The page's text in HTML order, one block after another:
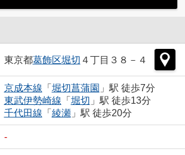
東京都葛飾区堀切 ４丁目３８－４
京成本線 「 堀切菖蒲園 」駅 徒歩7分
東武伊勢崎線 「 堀切 」駅 徒歩13分
千代田線 「 綾瀬」駅 徒歩20分
-